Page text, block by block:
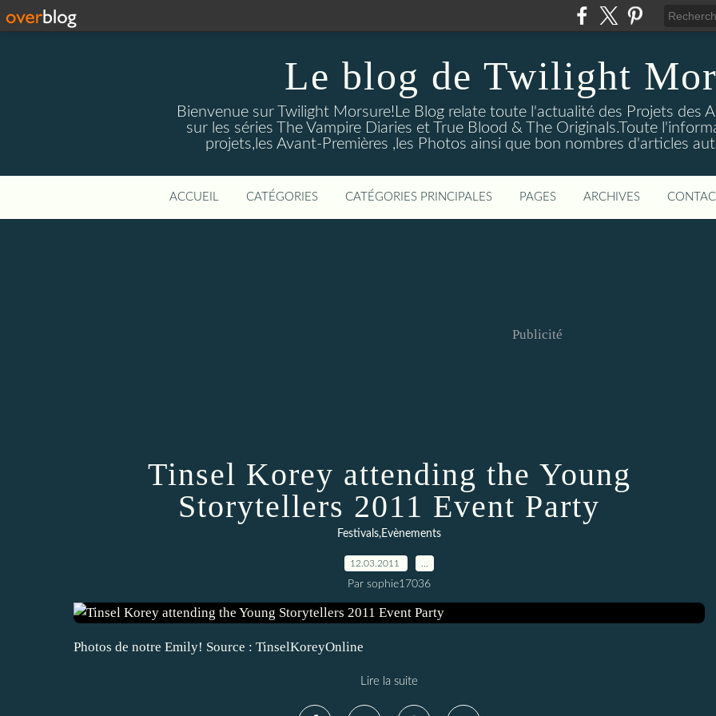
Le blog de Twilight
Bienvenue sur Twilight Morsure!Le Blog relate toute l'actualité des Projets des
sur les séries The Vampire Diaries et True Blood & The Originals.Toute
projets,les Avant-Premières ,les Photos ainsi que bon nombres d'articles
ACCUEIL CATÉGORIES CATÉGORIES PRINCIPALES PAGES ARCHIVES
Publicité
Tinsel Korey attending the Young
Storytellers 2011 Event Party
Festivals,Evènements
12.03.2011
Par sophie17036
Photos de notre Emily! Source : TinselKoreyOnline
Lire la suite